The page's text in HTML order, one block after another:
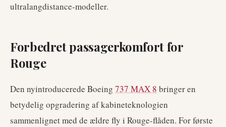
ultralangdistance-modeller.
Forbedret passagerkomfort for
Rouge
Den nyintroducerede Boeing 737 MAX 8 bringer en
betydelig opgradering af kabineteknologien
sammenlignet med de ældre fly i Rouge-flåden. For første